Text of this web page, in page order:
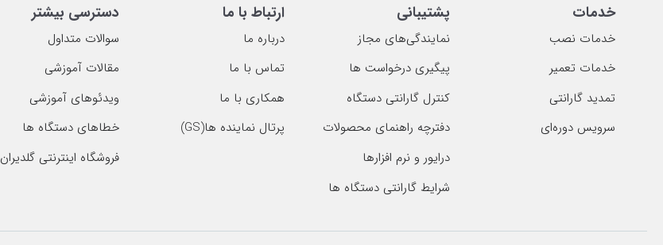
خدمات
خدمات نصب
خدمات تعمیر
تمدید گارانتی
سرویس دوره‌ای
پشتیبانی
نمایندگی‌های مجاز
پیگیری درخواست ها
کنترل گارانتی دستگاه
دفترچه راهنمای محصولات
درایور و نرم افزارها
شرایط گارانتی دستگاه ها
ارتباط با ما
درباره ما
تماس با ما
همکاری با ما
پرتال نماینده ها(GS)
دسترسی بیشتر
سوالات متداول
مقالات آموزشی
ویدئوهای آموزشی
خطاهای دستگاه ها
فروشگاه اینترنتی گلدیران